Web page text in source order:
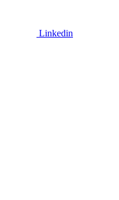
Linkedin